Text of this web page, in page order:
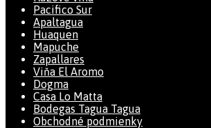
Pacifico Sur
Apaltagua
Huaquen
Mapuche
Zapallares
Viňa El Aromo
Dogma
Casa Lo Matta
Bodegas Tagua Tagua
Obchodné podmienky